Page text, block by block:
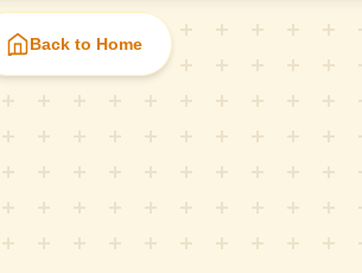
Back to Home